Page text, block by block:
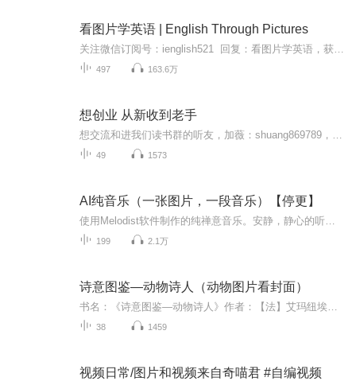
看图片学英语 | English Through Pictures
497 163.6万
想创业 从新收到老手
49 1573
AI纯音乐（一张图片，一段音乐）【停更】
199 2.1万
诗意图鉴—动物诗人（动物图片看封面）
38 1459
视频日常/图片和视频来自奇喵君 #自编视频